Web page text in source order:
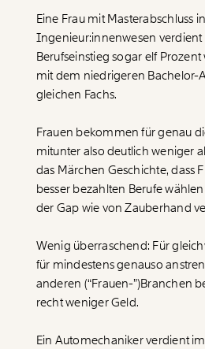
Veränderung
beginnt mit
Eine Frau mit Masterabschluss in
Ingenieur:innenwesen verdient
Berufseinstieg sogar elf
mit dem niedrigeren Bachelor-
gleichen Fachs.
Frauen bekommen für genau
mitunter also deutlich weniger
das Märchen Geschichte, dass
besser bezahlten Berufe
der Gap wie von Zauberhand
Wenig überraschend: Für
für mindestens genauso
anderen (“Frauen-”)Branchen
recht weniger Geld.
Ein Automechaniker verdient